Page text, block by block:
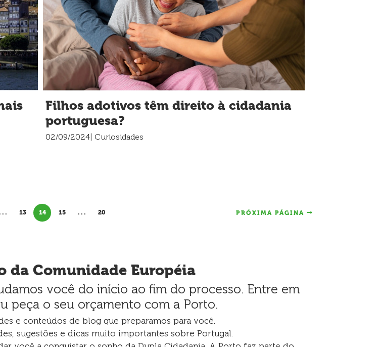
Filhos adotivos têm direito à cidadania
portuguesa?
02/09/2024| Curiosidades
. . 13 14 15 . . . 20 PRÓXIMA PÁGINA
da Comunidade Européia
você do início ao fim do processo. Entre em
peça o seu orçamento com a Porto.
e conteúdos de blog que preparamos para você.
sugestões e dicas muito importantes sobre Portugal.